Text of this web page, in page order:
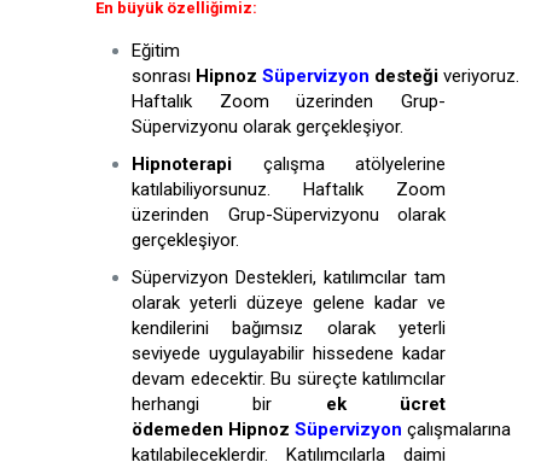
En büyük özelliğimiz:
Eğitim
sonrası Hipnoz Süpervizyon desteği veriyoruz.
Haftalık Zoom üzerinden Grup-
Süpervizyonu olarak gerçekleşiyor.
Hipnoterapi çalışma atölyelerine
katılabiliyorsunuz. Haftalık Zoom
üzerinden Grup-Süpervizyonu olarak
gerçekleşiyor.
Süpervizyon Destekleri, katılımcılar tam
olarak yeterli düzeye gelene kadar ve
kendilerini bağımsız olarak yeterli
seviyede uygulayabilir hissedene kadar
devam edecektir. Bu süreçte katılımcılar
herhangi bir ek ücret
ödemeden Hipnoz Süpervizyon çalışmalarına
katılabileceklerdir. Katılımcılarla daimi